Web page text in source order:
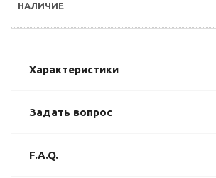
Характеристики
Задать вопрос
F.A.Q.